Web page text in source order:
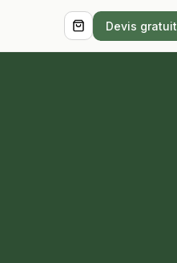
Devis gratuit